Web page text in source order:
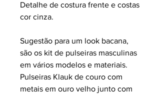
Detalhe de costura frente e costas
cor cinza.
Sugestão para um look bacana,
são os kit de pulseiras masculinas
em vários modelos e materiais.
Pulseiras Klauk de couro com
metais em ouro velho junto com